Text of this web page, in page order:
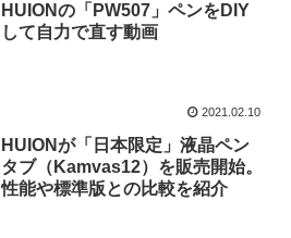
HUIONの「PW507」ペンをDIY
して自力で直す動画
2021.02.10
HUIONが「日本限定」液晶ペン
タブ（Kamvas12）を販売開始。
性能や標準版との比較を紹介